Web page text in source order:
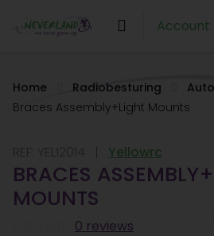
Account
Home Radiobesturing
Braces Assembly+Light Mounts
Yellowrc
BRACES
MOUNTS
0 reviews